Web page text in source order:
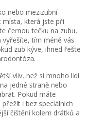
nebo mezizubní
která jste při
černou tečku na zubu,
tím méně vás
zub kýve, ihned řešte
vliv, než si mnoho lidí
jedné straně nebo
Pokud máte
i bez speciálních
čištění kolem drátků a